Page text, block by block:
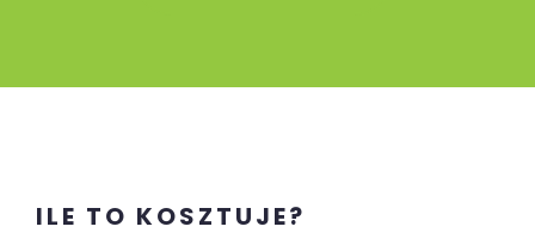
ILE TO KOSZTUJE?